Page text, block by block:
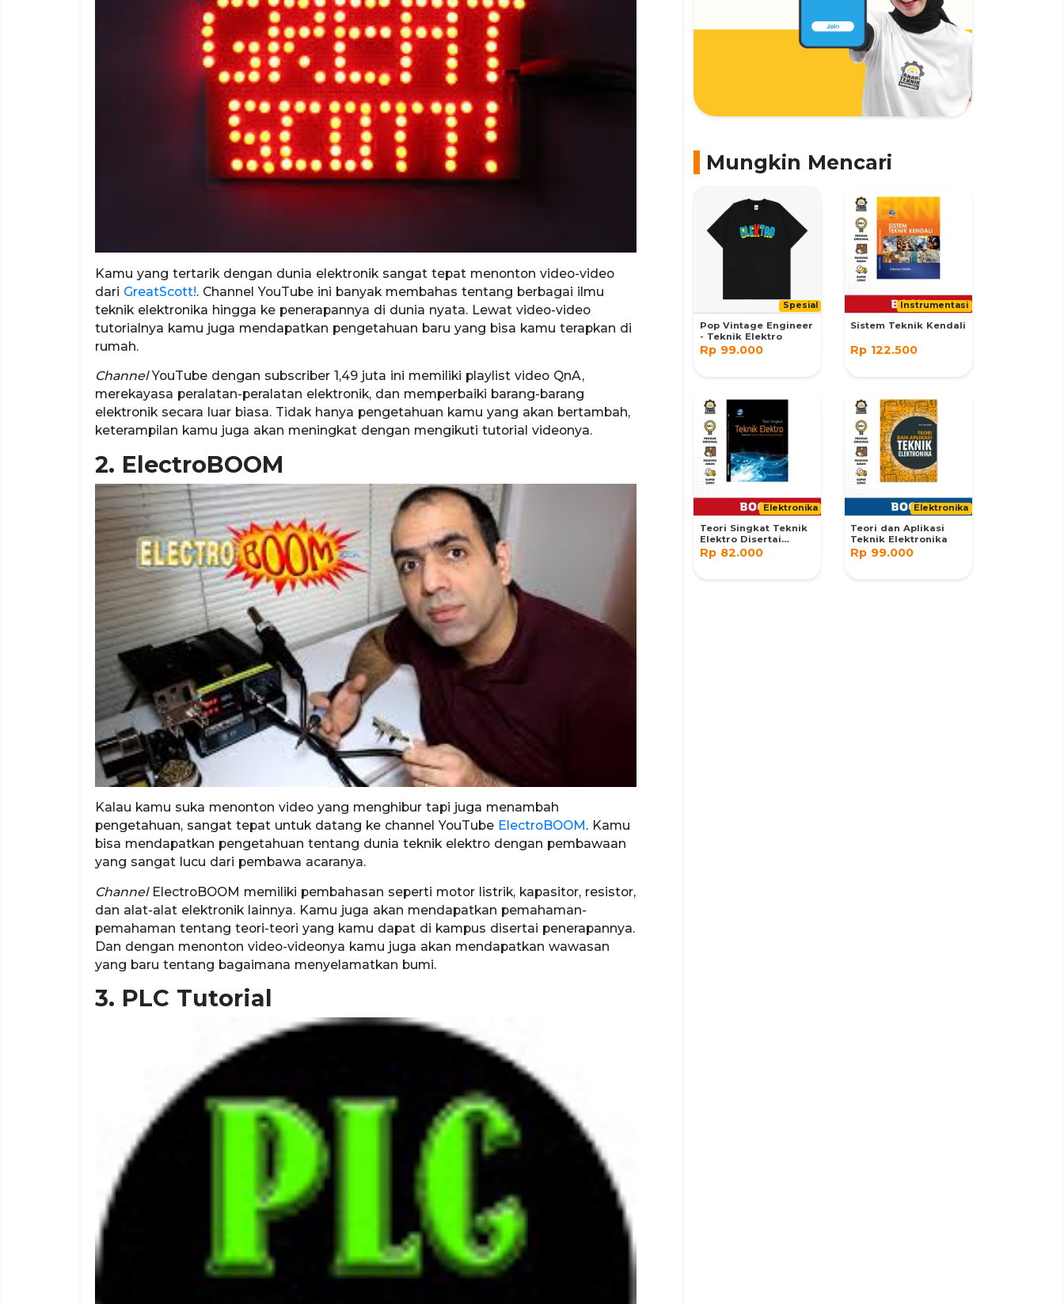
Kamu yang tertarik dengan dunia elektronik sangat tepat menonton video-video
dari GreatScott!. Channel YouTube ini banyak membahas tentang berbagai ilmu
teknik elektronika hingga ke penerapannya di dunia nyata. Lewat video-video
tutorialnya kamu juga mendapatkan pengetahuan baru yang bisa kamu terapkan di
rumah.
ChannelYouTube dengan subscriber 1,49 juta ini memiliki playlist video QnA,
merekayasa peralatan-peralatan elektronik, dan memperbaiki barang-barang
elektronik secara luar biasa. Tidak hanya pengetahuan kamu yang akan bertambah,
keterampilan kamu juga akan meningkat dengan mengikuti tutorial videonya.
2. ElectroBOOM
Kalau kamu suka menonton video yang menghibur tapi juga menambah
pengetahuan, sangat tepat untuk datang ke channel YouTube ElectroBOOM . Kamu
bisa mendapatkan pengetahuan tentang dunia teknik elektro dengan pembawaan
yang sangat lucu dari pembawa acaranya.
Channel ElectroBOOM memiliki pembahasan seperti motor listrik, kapasitor, resistor,
dan alat-alat elektronik lainnya. Kamu juga akan mendapatkan pemahaman-
pemahaman tentang teori-teori yang kamu dapat di kampus disertai penerapannya.
Dan dengan menonton video-videonya kamu juga akan mendapatkan wawasan
yang baru tentang bagaimana menyelamatkan bumi.
3. PLC Tutorial
Mungkin Mencari
Spesial
Pop Vintage Engineer
- Teknik Elektro
Rp 99.000
Instrumentasi
Sistem Teknik Kendali
Rp 122.500
Elektronika
Teori Singkat Teknik
Elektro Disertai
Contoh Soal Dan
Penyelesaian
Rp 82.000
Elektronika
Teori dan Aplikasi
Teknik Elektronika
Rp 99.000